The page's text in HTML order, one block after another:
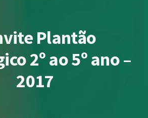
Plantão
2º ao 5º ano –
2017